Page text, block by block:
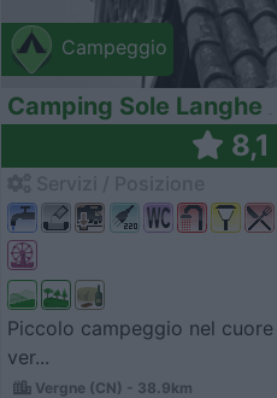
Campeggio
Camping Sole Langhe
8,1
Piccolo campeggio nel
ver...
Vergne (CN) - 38.9km